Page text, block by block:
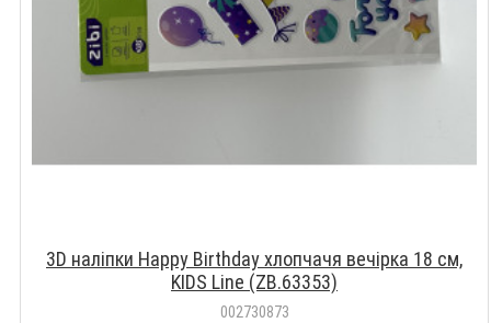
3D наліпки Happy Birthday хлопчачя вечірка 18 см,
KIDS Line (ZB.63353)
002730873